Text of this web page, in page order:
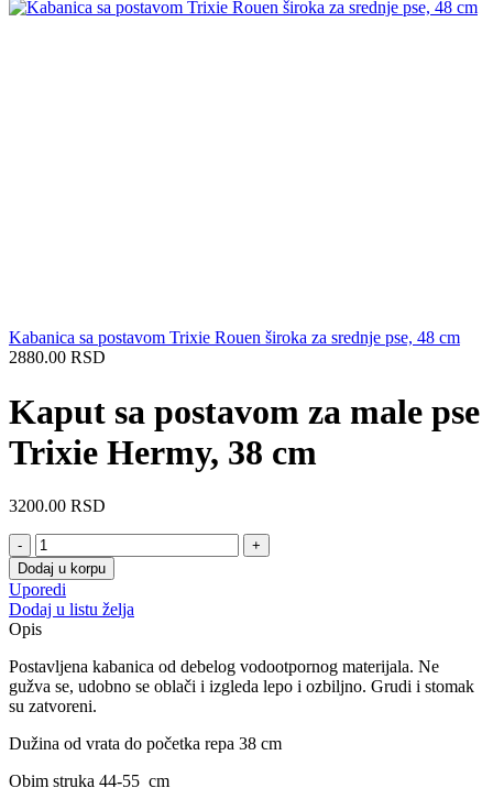
Kabanica sa postavom Trixie Rouen široka za srednje pse, 48 cm
2880.00 RSD
Kaput sa postavom za male pse
Trixie Hermy, 38 cm
3200.00 RSD
Kaput
sa
postavom
za
male
pse
Trixie
Hermy,
38
količina
Dodaj u korpu
Uporedi
Dodaj u listu želja
Opis
Postavljena kabanica od debelog vodootpornog materijala. Ne
gužva se, udobno se oblači i izgleda lepo i ozbiljno. Grudi i stomak
su zatvoreni.
Dužina od vrata do početka repa 38 cm
Obim struka 44-55 cm